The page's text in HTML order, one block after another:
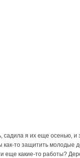
садила я их еще осенью,
то защитить молодые
еще какие-то работы?